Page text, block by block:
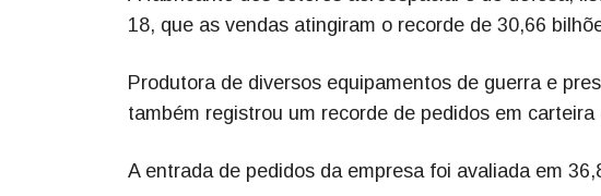
18, que as vendas atingiram o recorde de 30,66
Produtora de diversos equipamentos de guerra e
também registrou um recorde de pedidos em
A entrada de pedidos da empresa foi avaliada em